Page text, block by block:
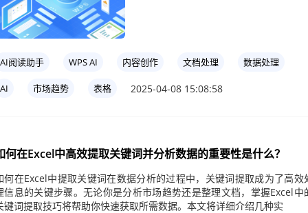
AI阅读助手 WPS AI 内容创作 文档处理 数据处理
AI 市场趋势 表格 2025-04-08 15:08:58
何在Excel中高效提取关键词并分析数据的重要性是什么？
何在Excel中提取关键词在数据分析的过程中，关键词提取成为了高效
信息的关键步骤。无论你是分析市场趋势还是整理文档，掌握Excel中
键词提取技巧将帮助你快速获取所需数据。本文将详细介绍几种实